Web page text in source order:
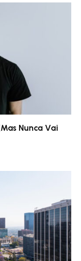
Nunca Vai